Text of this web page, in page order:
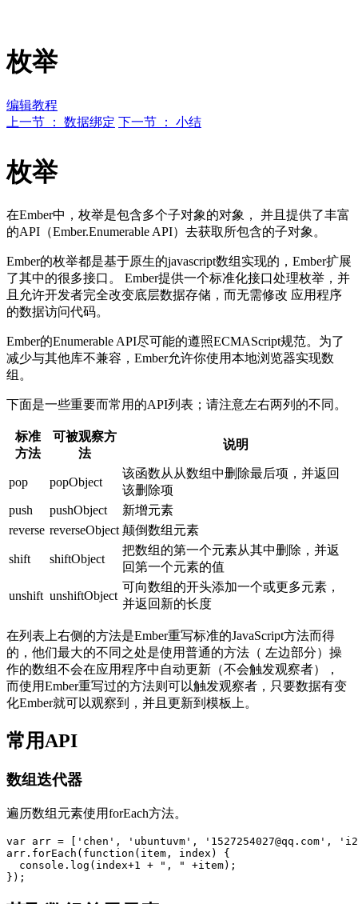
枚举
编辑教程
上一节 ： 数据绑定 下一节 ： 小结
枚举
在Ember中，枚举是包含多个子对象的对象， 并且提供了丰富
的API（Ember.Enumerable API）去获取所包含的子对象。
Ember的枚举都是基于原生的javascript数组实现的，Ember扩展
了其中的很多接口。 Ember提供一个标准化接口处理枚举，并
且允许开发者完全改变底层数据存储，而无需修改 应用程序
的数据访问代码。
Ember的Enumerable API尽可能的遵照ECMAScript规范。为了
减少与其他库不兼容，Ember允许你使用本地浏览器实现数
组。
下面是一些重要而常用的API列表；请注意左右两列的不同。
标准
方法
可被观察方
法
说明
pop popObject
该函数从从数组中删除最后项，并返回
该删除项
push
pushObject
新增元素
reverse reverseObject 颠倒数组元素
shift shiftObject
把数组的第一个元素从其中删除，并返
回第一个元素的值
unshift unshiftObject
可向数组的开头添加一个或更多元素，
并返回新的长度
在列表上右侧的方法是Ember重写标准的JavaScript方法而得
的，他们最大的不同之处是使用普通的方法（ 左边部分）操
作的数组不会在应用程序中自动更新（不会触发观察者），
而使用Ember重写过的方法则可以触发观察者，只要数据有变
化Ember就可以观察到，并且更新到模板上。
常用API
数组迭代器
遍历数组元素使用forEach方法。
var arr = ['chen', 'ubuntuvm', '1527254027@qq.com',
arr.forEach(function(item, index) {
  console.log(index+1 + ", " +item);